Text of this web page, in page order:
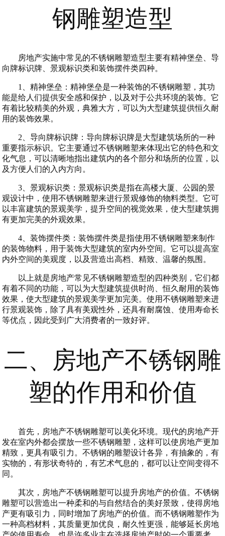
钢雕塑造型
房地产实施中常见的不锈钢雕塑造型主要有精神堡垒、导
向牌标识牌、景观标识类和装饰摆件类四种。
1、精神堡垒：精神堡垒是一种装饰的不锈钢雕塑，其功
能是给人们提供安全感和保护，以及对于公共环境的装饰。它
有着比较精美的外观，典雅大方，可以为大型建筑提供恒久耐
用的装饰效果。
2、导向牌标识牌：导向牌标识牌是大型建筑场所的一种
重要指示标识。它主要通过不锈钢雕塑来体现出它的特色和文
化气息，可以清晰地指出建筑内的各个部分和场所的位置，以
及方便人们的入内方向。
3、景观标识类：景观标识类是指在高楼大厦、公园的景
观设计中，使用不锈钢雕塑来进行景观修饰的物料类型。它可
以丰富建筑的景观美学，提升空间的视觉效果，使大型建筑拥
有更加完美的外观效果。
4、装饰摆件类：装饰摆件类是指使用不锈钢雕塑来制作
的装饰物料，用于装饰大型建筑的室内外空间。它可以提高室
内外空间的美观度，以及营造出高档、精致、温馨的氛围。
以上就是房地产常见不锈钢雕塑造型的四种类别，它们都
有着不同的功能，可以为大型建筑提供时尚、恒久耐用的装饰
效果，使大型建筑的景观美学更加完美。使用不锈钢雕塑来进
行景观装饰，除了具有美观性外，还具有耐腐蚀、使用寿命长
等优点，因此受到广大消费者的一致好评。
二、房地产不锈钢雕
塑的作用和价值
首先，房地产不锈钢雕塑可以美化环境。现代的房地产开
发在室内外都会摆放一些不锈钢雕塑，这样可以使房地产更加
精致，更具有吸引力。不锈钢的雕塑设计各异，有抽象的，有
实物的，有形状奇特的，有艺术气息的，都可以让空间变得不
同。
其次，房地产不锈钢雕塑可以提升房地产的价值。不锈钢
雕塑可以营造出一种柔和的与自然结合的美好景致，使得房地
产更有吸引力，同时增加了房地产的价值。而不锈钢雕塑作为
一种高档材料，其质量更加优良，耐久性更强，能够延长房地